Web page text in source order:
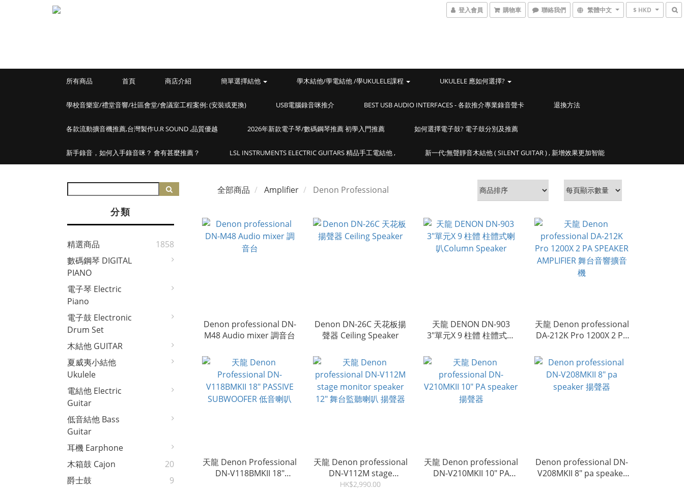
登入會員 購物車 聯絡我們 繁體中文 $ HKD
所有商品 首頁 商店介紹 簡單選擇結他 學木結他/學電結他 /學UKULELE課程 UKULELE 應如何選擇?
學校音樂室/禮堂音響/社區會堂/會議室工程案例: (安裝或更換) USB電腦錄音咪推介 BEST USB AUDIO INTERFACES - 各款推介專業錄音聲卡 退換方法
各款流動擴音機推薦,台灣製作U.R SOUND ,品質優越 2026年新款電子琴/數碼鋼琴推薦 初學入門推薦 如何選擇電子鼓? 電子鼓分別及推薦
新手錄音，如何入手錄音咪？ 會有甚麼推薦？ LSL INSTRUMENTS ELECTRIC GUITARS 精品手工電結他 , 新一代:無聲靜音木結他 ( SILENT GUITAR ) , 新增效果更加智能
分類
精選商品
1858
數碼鋼琴 DIGITAL
PIANO
電子琴 Electric
Piano
電子鼓 Electronic
Drum Set
木結他 GUITAR
夏威夷小結他
Ukulele
電結他 Electric
Guitar
低音結他 Bass
Guitar
耳機 Earphone
木箱鼓 Cajon
20
爵士鼓
9
全部商品 Amplifier Denon Professional
Denon professional DN-
M48 Audio mixer 調音台
Denon DN-26C 天花板揚
聲器 Ceiling Speaker
天龍 DENON DN-903
3"單元X 9 柱體 柱體式喇
天龍 Denon professional
DA-212K Pro 1200X 2 PA
音響擴音機
天龍 Denon Professional
DN-V118BMKII 18"
天龍 Denon professional
DN-V112M stage
monitor speaker 12" 舞
HK$2,990.00
天龍 Denon professional
DN-V210MKII 10" PA
Denon professional DN-
V208MKII 8" pa speaker